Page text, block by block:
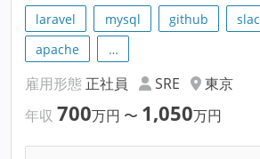
laravel mysql github
apache
…
雇用形態 正社員 SRE
東京
年収 700万円 〜 1,050万円